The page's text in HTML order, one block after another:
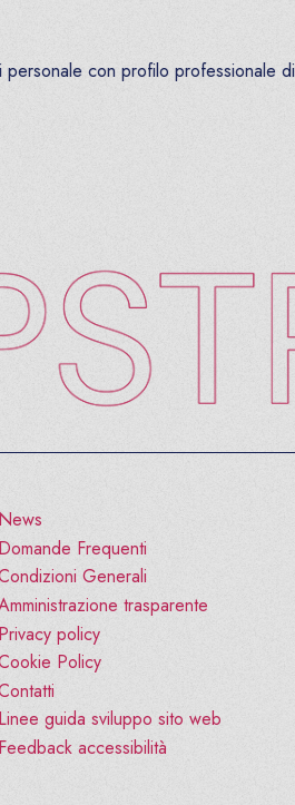
con profilo professionale di
News
Domande Frequenti
Generali
trasparente
Privacy policy
Policy
Linee guida sviluppo sito web
Feedback accessibilità